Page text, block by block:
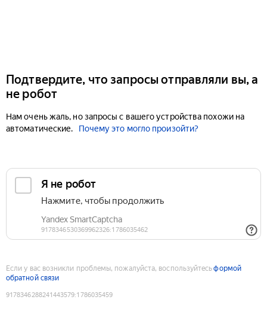
Подтвердите, что запросы отправляли вы, а
не робот
Нам очень жаль, но запросы с вашего устройства похожи на
автоматические.
Почему это могло произойти?
Если у вас возникли проблемы, пожалуйста, воспользуйтесьформой
обратной связи
9178346288241443579:1786035459